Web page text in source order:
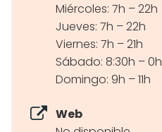
Miércoles: 7h – 22h
Jueves: 7h – 22h
Viernes: 7h – 21h
Sábado: 8:30h – 0h
Domingo: 9h – 11h
Web